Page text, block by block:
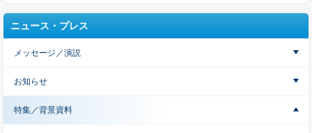
ニュース・プレス
メッセージ／演説
お知らせ
特集／背景資料